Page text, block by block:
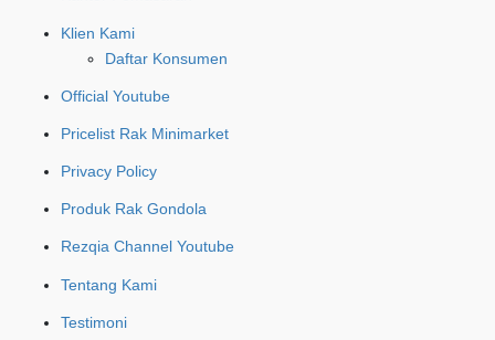
Klien Kami
Daftar Konsumen
Official Youtube
Pricelist Rak Minimarket
Privacy Policy
Produk Rak Gondola
Rezqia Channel Youtube
Tentang Kami
Testimoni